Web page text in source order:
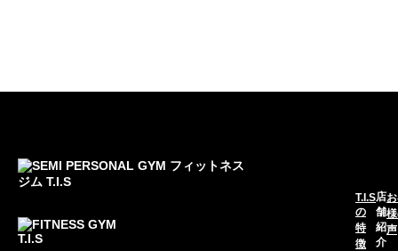
T.I.S
の
特
徴
店
舗
紹
介
声